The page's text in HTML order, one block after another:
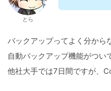
とら
バックアップってよく分から
自動バックアップ機能がつい
他社大手では7日間ですが、